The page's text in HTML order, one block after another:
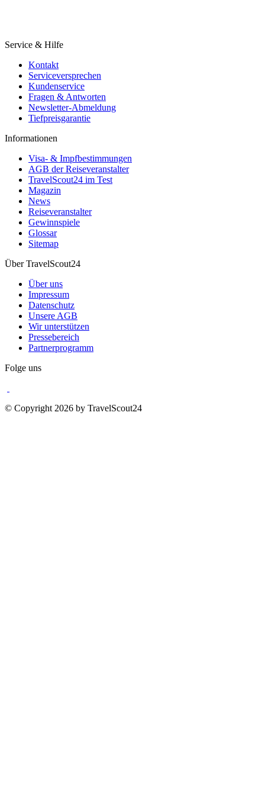
Service & Hilfe
Kontakt
Serviceversprechen
Kundenservice
Fragen & Antworten
Newsletter-Abmeldung
Tiefpreisgarantie
Informationen
Visa- & Impfbestimmungen
AGB der Reiseveranstalter
TravelScout24 im Test
Magazin
News
Reiseveranstalter
Gewinnspiele
Glossar
Sitemap
Über TravelScout24
Über uns
Impressum
Datenschutz
Unsere AGB
Wir unterstützen
Pressebereich
Partnerprogramm
Folge uns
© Copyright 2026 by TravelScout24